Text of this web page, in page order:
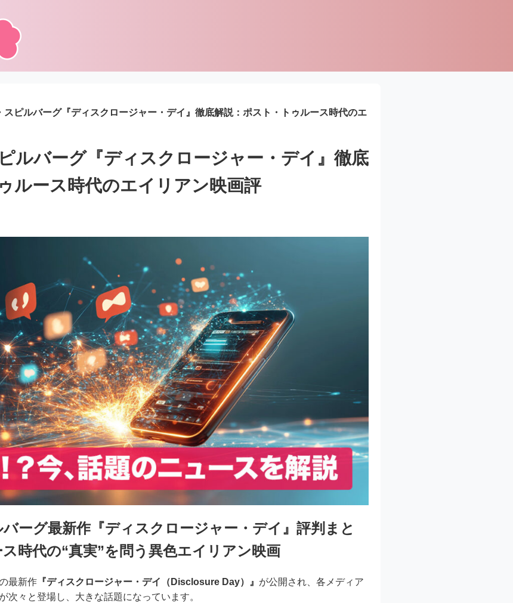
スピルバーグ『ディスクロージャー・デイ』徹底解説：ポスト・トゥルース時代のエ
ルバーグ『ディスクロージャー・デイ』徹底
ルース時代のエイリアン映画評
ーグ最新作『ディスクロージャー・デイ』評判まと
時代の“真実”を問う異色エイリアン映画
最新作 『ディスクロージャー・デイ（Disclosure Day）』 が公開され、各メディア
次々と登場し、大きな話題になっています。